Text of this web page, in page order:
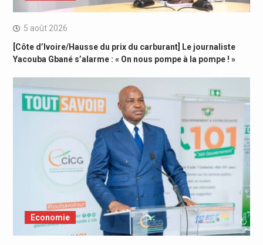
5 août 2026
[Côte d’Ivoire/Hausse du prix du carburant] Le journaliste
Yacouba Gbané s’alarme : « On nous pompe à la pompe ! »
Economie